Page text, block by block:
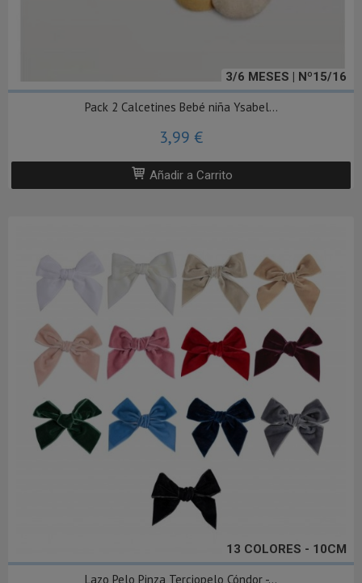
3/6 MESES | Nº15/16
Pack 2 Calcetines Bebé niña Ysabel...
3,99 €
Añadir a Carrito
13 COLORES - 10CM
Lazo Pelo Pinza Terciopelo Cóndor -...